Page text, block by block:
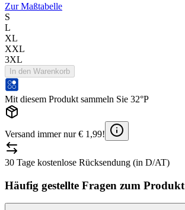
Zur Maßtabelle
S
L
XL
XXL
3XL
In den Warenkorb
Mit diesem Produkt sammeln Sie 32°P
Versand immer nur € 1,99!
30 Tage kostenlose Rücksendung (in D/AT)
Häufig gestellte Fragen zum Produkt